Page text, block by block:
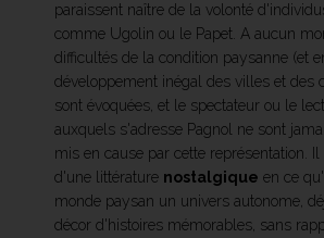
paraissent naître de la volonté
comme Ugolin ou le Papet. A aucun
difficultés de la condition paysanne (et
développement inégal des villes et des
sont évoquées, et le spectateur ou le
auxquels s'adresse Pagnol ne sont
mis en cause par cette représentation.
d'une littérature nostalgique en ce
monde paysan un univers autonome,
décor d'histoires mémorables, sans